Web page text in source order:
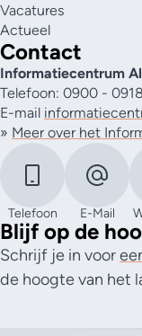
Vacatures
Actueel
Contact
Informatiecentrum
Telefoon: 0900 - 0918
E-mail
» Meer over het
Telefoon E-Mail
Blijf op de
Schrijf je in voor
de hoogte van het